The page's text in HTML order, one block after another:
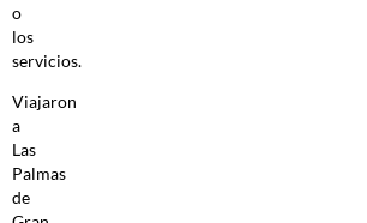
o
los
servicios.
Viajaron
a
Las
Palmas
de